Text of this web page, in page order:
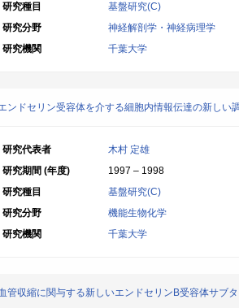
研究種目
基盤研究(C)
研究分野
神経解剖学・神経病理学
研究機関
千葉大学
ンドセリン受容体を介する細胞内情報伝達の新しい
研究代表者
木村 定雄
研究期間 (年度)
1997 – 1998
研究種目
基盤研究(C)
研究分野
機能生物化学
研究機関
千葉大学
管収縮に関与する新しいエンドセリンB受容体サブ